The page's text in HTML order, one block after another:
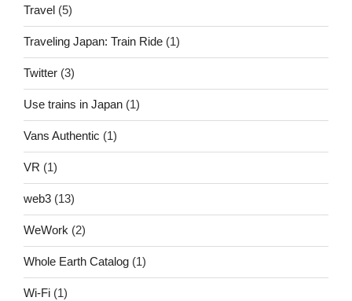
Travel (5)
Traveling Japan: Train Ride (1)
Twitter (3)
Use trains in Japan (1)
Vans Authentic (1)
VR (1)
web3 (13)
WeWork (2)
Whole Earth Catalog (1)
Wi-Fi (1)